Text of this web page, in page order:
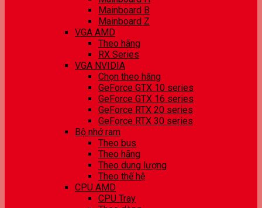
Mainboard B
Mainboard Z
VGA AMD
Theo hãng
RX Series
VGA NVIDIA
Chọn theo hãng
GeForce GTX 10 series
GeForce GTX 16 series
GeForce RTX 20 series
GeForce RTX 30 series
Bộ nhớ ram
Theo bus
Theo hãng
Theo dung lượng
Theo thế hệ
CPU AMD
CPU Tray